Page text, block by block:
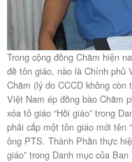
Trong cộng đồng Chăm hiện
đề tôn giáo, nào là Chính phủ
Chăm (lý do CCCD không
Việt Nam ép đồng bào Chăm
xóa tô giáo “Hồi giáo” trong
phải cấp một tôn giáo mới tên
ông PTS. Thành Phần thực
giáo” trong Danh mục của